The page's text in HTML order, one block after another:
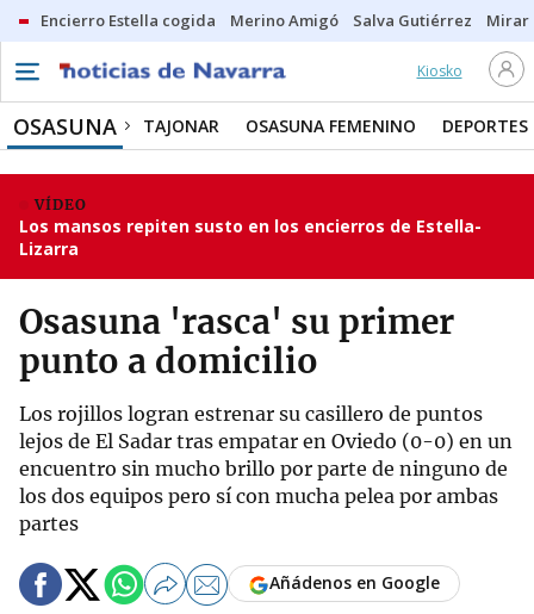
Encierro Estella cogida Merino Amigó Salva Gutiérrez Mirar
Kiosko
OSASUNA TAJONAR OSASUNA FEMENINO DEPORTES
VÍDEO
Los mansos repiten susto en los encierros de Estella-
Lizarra
Osasuna 'rasca' su primer
punto a domicilio
Los rojillos logran estrenar su casillero de puntos
lejos de El Sadar tras empatar en Oviedo (0-0) en un
encuentro sin mucho brillo por parte de ninguno de
los dos equipos pero sí con mucha pelea por ambas
partes
Añádenos en Google